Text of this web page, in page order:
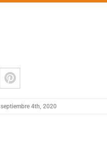
septiembre 4th, 2020